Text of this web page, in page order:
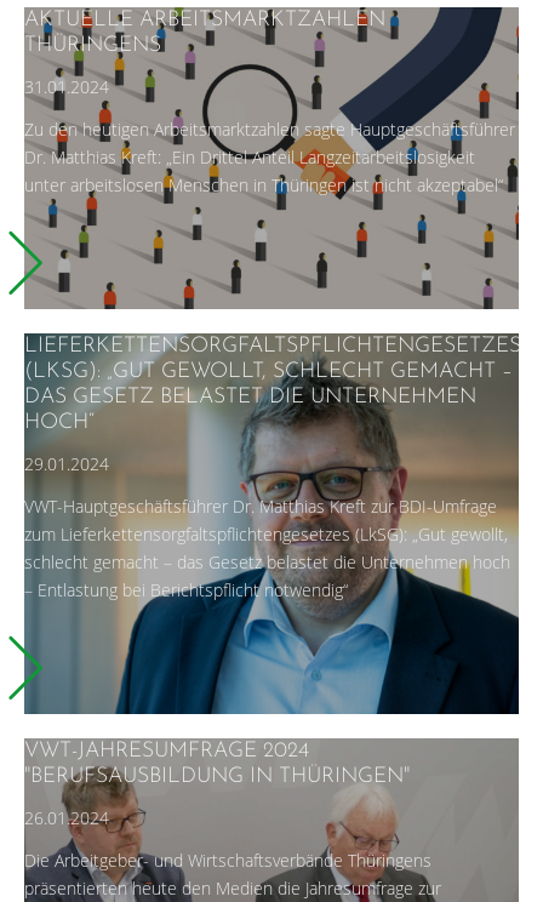
AKTUELLE ARBEITSMARKTZAHLEN
THÜRINGENS
31.01.2024
Zu den heutigen Arbeitsmarktzahlen sagte Hauptgeschäftsführer
Dr. Matthias Kreft: „Ein Drittel Anteil Langzeitarbeitslosigkeit
unter arbeitslosen Menschen in Thüringen ist nicht akzeptabel“
LIEFERKETTENSORGFALTSPFLICHTENGESETZES
(LKSG): „GUT GEWOLLT, SCHLECHT GEMACHT –
DAS GESETZ BELASTET DIE UNTERNEHMEN
HOCH“
29.01.2024
VWT-Hauptgeschäftsführer Dr. Matthias Kreft zur BDI-Umfrage
zum Lieferkettensorgfaltspflichtengesetzes (LkSG): „Gut gewollt,
schlecht gemacht – das Gesetz belastet die Unternehmen hoch
– Entlastung bei Berichtspflicht notwendig“
VWT-JAHRESUMFRAGE 2024
"BERUFSAUSBILDUNG IN THÜRINGEN"
26.01.2024
Die Arbeitgeber- und Wirtschaftsverbände Thüringens
präsentierten heute den Medien die Jahresumfrage zur